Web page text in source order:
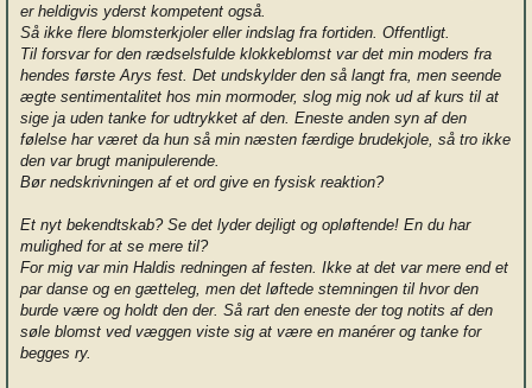
er heldigvis yderst kompetent også.
Så ikke flere blomsterkjoler eller indslag fra fortiden. Offentligt.
Til forsvar for den rædselsfulde klokkeblomst var det min moders fra
hendes første Arys fest. Det undskylder den så langt fra, men seende
ægte sentimentalitet hos min mormoder, slog mig nok ud af kurs til at
sige ja uden tanke for udtrykket af den. Eneste anden syn af den
følelse har været da hun så min næsten færdige brudekjole, så tro ikke
den var brugt manipulerende.
Bør nedskrivningen af et ord give en fysisk reaktion?
Et nyt bekendtskab? Se det lyder dejligt og opløftende! En du har
mulighed for at se mere til?
For mig var min Haldis redningen af festen. Ikke at det var mere end et
par danse og en gætteleg, men det løftede stemningen til hvor den
burde være og holdt den der. Så rart den eneste der tog notits af den
søle blomst ved væggen viste sig at være en manérer og tanke for
begges ry.